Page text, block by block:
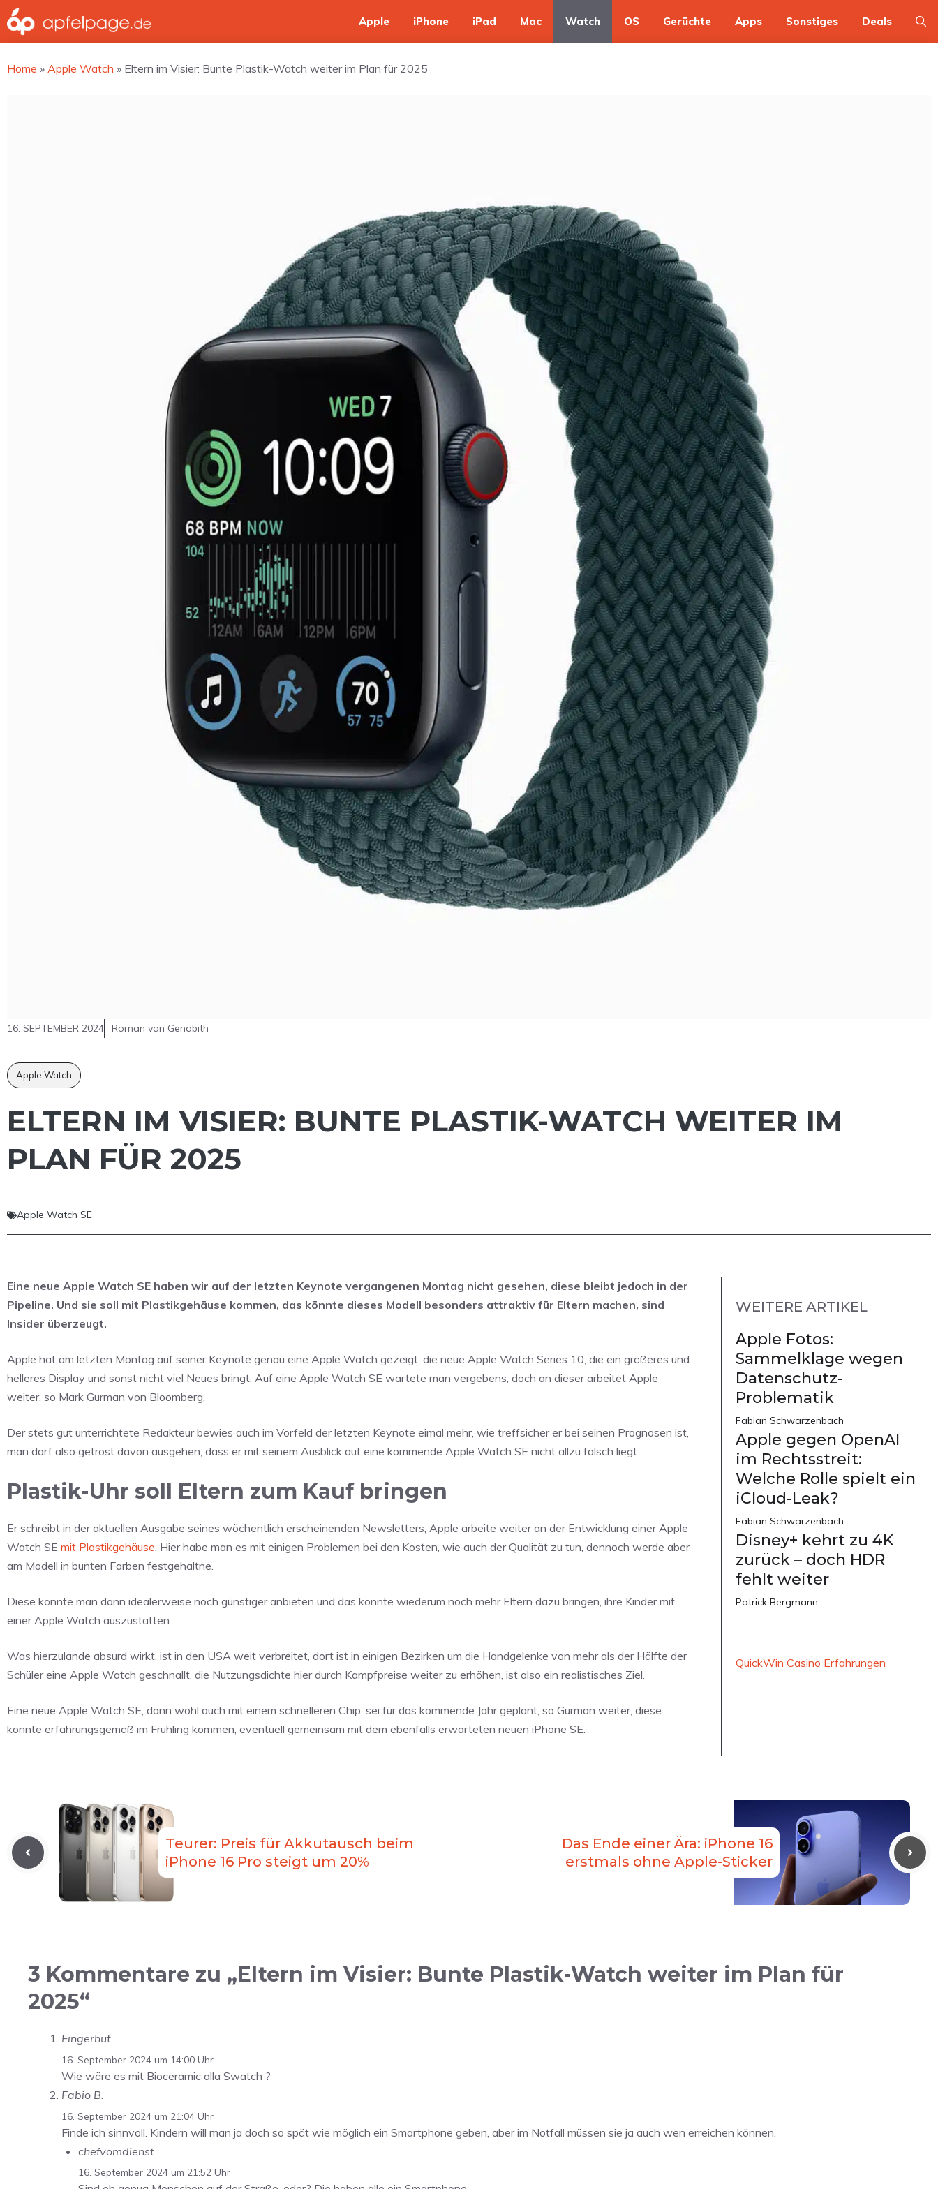
Zum
Inhalt
springen
Apple iPhone iPad Mac Watch OS Gerüchte Apps Sonstiges Deals
Home » Apple Watch » Eltern im Visier: Bunte Plastik-Watch weiter im Plan für 2025
16. SEPTEMBER 2024 Roman van Genabith
Apple Watch
ELTERN IM VISIER: BUNTE PLASTIK-WATCH WEITER IM
PLAN FÜR 2025
Apple Watch SE
Eine neue Apple Watch SE haben wir auf der letzten Keynote vergangenen Montag nicht gesehen, diese bleibt jedoch in der
Pipeline. Und sie soll mit Plastikgehäuse kommen, das könnte dieses Modell besonders attraktiv für Eltern machen, sind
Insider überzeugt.
Apple hat am letzten Montag auf seiner Keynote genau eine Apple Watch gezeigt, die neue Apple Watch Series 10, die ein größeres und
helleres Display und sonst nicht viel Neues bringt. Auf eine Apple Watch SE wartete man vergebens, doch an dieser arbeitet Apple
weiter, so Mark Gurman von Bloomberg.
Der stets gut unterrichtete Redakteur bewies auch im Vorfeld der letzten Keynote eimal mehr, wie treffsicher er bei seinen Prognosen ist,
man darf also getrost davon ausgehen, dass er mit seinem Ausblick auf eine kommende Apple Watch SE nicht allzu falsch liegt.
Plastik-Uhr soll Eltern zum Kauf bringen
Er schreibt in der aktuellen Ausgabe seines wöchentlich erscheinenden Newsletters, Apple arbeite weiter an der Entwicklung einer Apple
Watch SE mit Plastikgehäuse. Hier habe man es mit einigen Problemen bei den Kosten, wie auch der Qualität zu tun, dennoch werde aber
am Modell in bunten Farben festgehaltne.
Diese könnte man dann idealerweise noch günstiger anbieten und das könnte wiederum noch mehr Eltern dazu bringen, ihre Kinder mit
einer Apple Watch auszustatten.
Was hierzulande absurd wirkt, ist in den USA weit verbreitet, dort ist in einigen Bezirken um die Handgelenke von mehr als der Hälfte der
Schüler eine Apple Watch geschnallt, die Nutzungsdichte hier durch Kampfpreise weiter zu erhöhen, ist also ein realistisches Ziel.
Eine neue Apple Watch SE, dann wohl auch mit einem schnelleren Chip, sei für das kommende Jahr geplant, so Gurman weiter, diese
könnte erfahrungsgemäß im Frühling kommen, eventuell gemeinsam mit dem ebenfalls erwarteten neuen iPhone SE.
WEITERE ARTIKEL
Apple Fotos:
Sammelklage wegen
Datenschutz-
Problematik
Fabian Schwarzenbach
Apple gegen OpenAI
im Rechtsstreit:
Welche Rolle spielt ein
iCloud-Leak?
Fabian Schwarzenbach
Disney+ kehrt zu 4K
zurück – doch HDR
fehlt weiter
Patrick Bergmann
QuickWin Casino Erfahrungen
Teurer: Preis für Akkutausch beim
iPhone 16 Pro steigt um 20%
Das Ende einer Ära: iPhone 16
erstmals ohne Apple-Sticker
3 Kommentare zu „Eltern im Visier: Bunte Plastik-Watch weiter im Plan für
2025“
Fingerhut
16. September 2024 um 14:00 Uhr
Wie wäre es mit Bioceramic alla Swatch ?
Fabio B.
16. September 2024 um 21:04 Uhr
Finde ich sinnvoll. Kindern will man ja doch so spät wie möglich ein Smartphone geben, aber im Notfall müssen sie ja auch wen erreichen können.
chefvomdienst
16. September 2024 um 21:52 Uhr